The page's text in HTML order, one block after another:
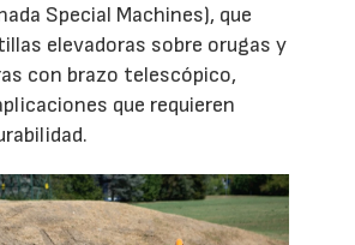
Special Machines), que
elevadoras sobre orugas y
con brazo telescópico,
que requieren